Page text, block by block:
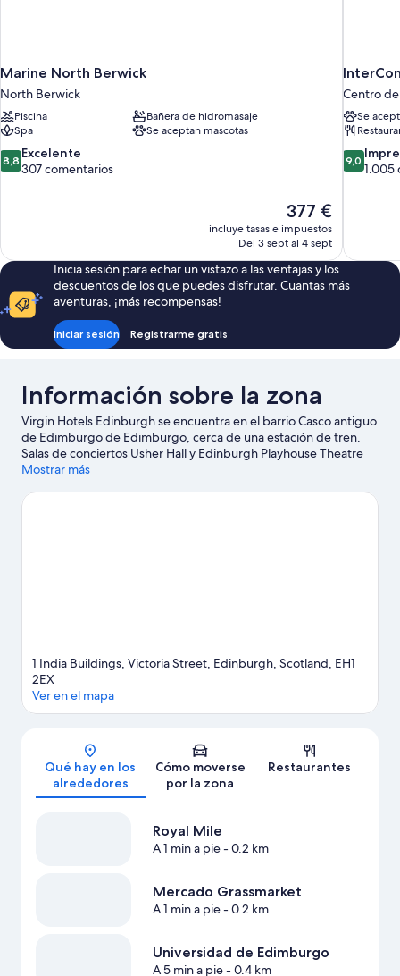
Marine North Berwick
North Berwick
Piscina
Bañera de hidromasaje
Spa
Se aceptan mascotas
8.8
sobre
8,8 Excelente
307 comentarios
El
precio
actual
de
377 €
377 €
incluye tasas e impuestos
Del 3 sept al 4 sept
Centro
Se
9.0
sobre
9,0
1.005
Inicia sesión para echar un vistazo a las ventajas y los
descuentos de los que puedes disfrutar. Cuantas más
aventuras, ¡más recompensas!
Iniciar sesión Registrarme gratis
Información sobre la zona
Virgin Hotels Edinburgh se encuentra en el barrio Casco antiguo
de Edimburgo de Edimburgo, cerca de una estación de tren.
Salas de conciertos Usher Hall y Edinburgh Playhouse Theatre
son lugares de visita obligada para los aficionados a la cultura;
Mile. No olvides visitar Zoológico de Edimburgo: ¡te encantará!
Mostrar más
1 India Buildings, Victoria Street, Edinburgh, Scotland, EH1
2EX
Ver en el mapa
Qué hay en los
alrededores
Cómo moverse
por la zona
Restaurantes
Royal Mile
A 1 min a pie- 0.2 km
Mercado Grassmarket
A 1 min a pie- 0.2 km
Universidad de Edimburgo
A 5 min a pie- 0.4 km